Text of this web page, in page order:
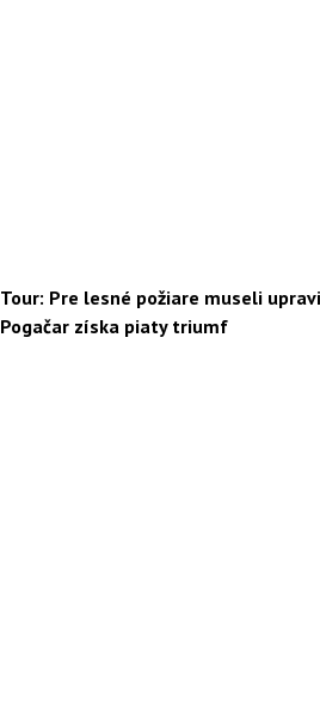
Tour: Pre lesné požiare museli
Pogačar získa piaty triumf